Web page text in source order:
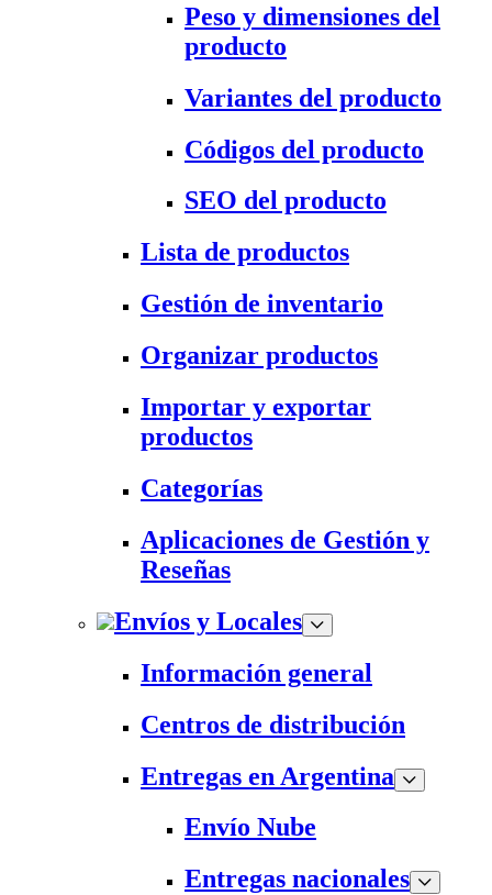
Peso y dimensiones del
producto
Variantes del producto
Códigos del producto
SEO del producto
Lista de productos
Gestión de inventario
Organizar productos
Importar y exportar
productos
Categorías
Aplicaciones de Gestión y
Reseñas
Envíos y Locales
Información general
Centros de distribución
Entregas en Argentina
Envío Nube
Entregas nacionales